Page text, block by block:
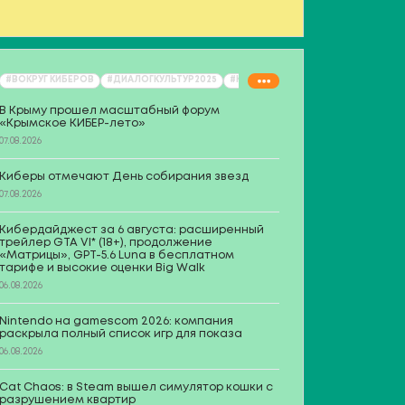
отмечают День
звезд
7 августа, отмечается поистине
праздник — День собирания
#ВОКРУГ КИБЕРОВ #ДИАЛОГКУЛЬТУР2025 #КИБЕРЫ ВНУТРИ
В Крыму прошел масштабный форум
«Крымское КИБЕР-лето»
07.08.2026
Киберы отмечают День собирания звезд
07.08.2026
Кибердайджест за 6 августа: расширенный
трейлер GTA VI* (18+), продолжение
«Матрицы», GPT-5.6 Luna в бесплатном
тарифе и высокие оценки Big Walk
06.08.2026
Nintendo на gamescom 2026: компания
раскрыла полный список игр для показа
06.08.2026
Cat Chaos: в Steam вышел симулятор кошки с
разрушением квартир